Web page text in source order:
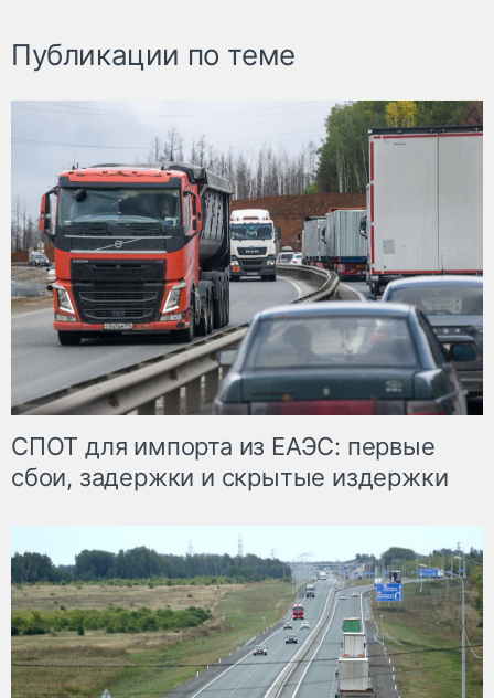
Публикации по теме
СПОТ для импорта из ЕАЭС: первые
сбои, задержки и скрытые издержки